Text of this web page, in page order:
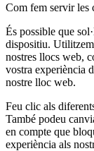
Com fem servir les
És possible que
dispositiu.
nostres llocs web,
vostra experiència
nostre lloc web.
Feu clic als
També podeu
en compte que
experiència als